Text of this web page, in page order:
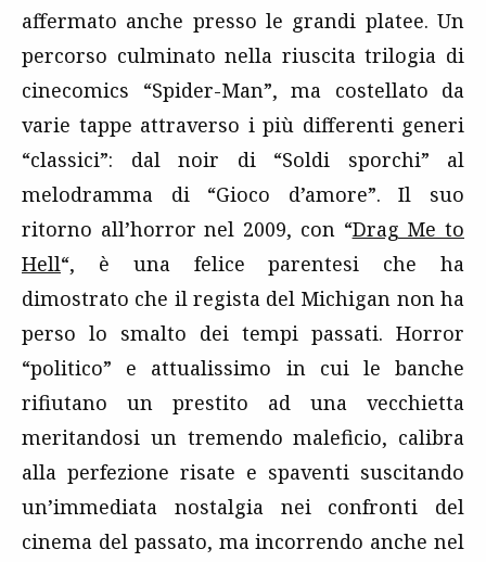
affermato anche presso le grandi platee. Un
percorso culminato nella riuscita trilogia di
cinecomics “Spider-Man”, ma costellato da
varie tappe attraverso i più differenti generi
“classici”: dal noir di “Soldi sporchi” al
melodramma di “Gioco d’amore”. Il suo
ritorno all’horror nel 2009, con “Drag Me to
Hell“, è una felice parentesi che ha
dimostrato che il regista del Michigan non ha
perso lo smalto dei tempi passati. Horror
“politico” e attualissimo in cui le banche
rifiutano un prestito ad una vecchietta
meritandosi un tremendo maleficio, calibra
alla perfezione risate e spaventi suscitando
un’immediata nostalgia nei confronti del
cinema del passato, ma incorrendo anche nel